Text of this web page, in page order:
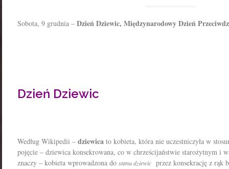
Sobota, 9 grudnia – Dzień Dziewic, Międzynarodowy Dzień
Dzień Dziewic
Według Wikipedii – dziewica to kobieta, która nie uczestniczyła w
pojęcie – dziewica konsekrowana, co w chrześcijaństwie starożytnym i
znaczy – kobieta wprowadzona do stanu dziewic przez konsekrację z rąk